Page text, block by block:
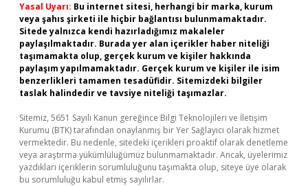
Yasal Uyarı: Bu internet sitesi, herhangi bir marka, kurum
veya şahıs şirketi ile hiçbir bağlantısı bulunmamaktadır.
Sitede yalnızca kendi hazırladığımız makaleler
paylaşılmaktadır. Burada yer alan içerikler haber niteliği
taşımamakta olup, gerçek kurum ve kişiler hakkında
paylaşım yapılmamaktadır. Gerçek kurum ve kişiler ile isim
benzerlikleri tamamen tesadüfidir. Sitemizdeki bilgiler
taslak halindedir ve tavsiye niteliği taşımazlar.
Sitemiz, 5651 Sayılı Kanun gereğince Bilgi Teknolojileri ve İletişim
Kurumu (BTK) tarafından onaylanmış bir Yer Sağlayıcı olarak hizmet
vermektedir. Bu nedenle, sitedeki içerikleri proaktif olarak denetleme
veya araştırma yükümlülüğümüz bulunmamaktadır. Ancak, üyelerimiz
yazdıkları içeriklerin sorumluluğunu taşımakta olup, siteye üye olarak
bu sorumluluğu kabul etmiş sayılırlar.